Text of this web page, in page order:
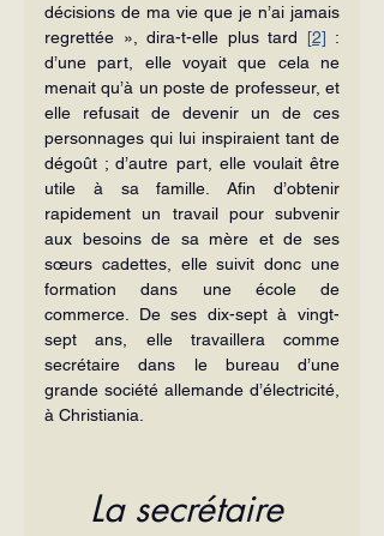
décisions de ma vie que je n’ai jamais
regrettée », dira-t-elle plus tard [2] :
d’une part, elle voyait que cela ne
menait qu’à un poste de professeur, et
elle refusait de devenir un de ces
personnages qui lui inspiraient tant de
dégoût ; d’autre part, elle voulait être
utile à sa famille. Afin d’obtenir
rapidement un travail pour subvenir
aux besoins de sa mère et de ses
sœurs cadettes, elle suivit donc une
formation dans une école de
commerce. De ses dix-sept à vingt-
sept ans, elle travaillera comme
secrétaire dans le bureau d’une
grande société allemande d’électricité,
à Christiania.
La secrétaire